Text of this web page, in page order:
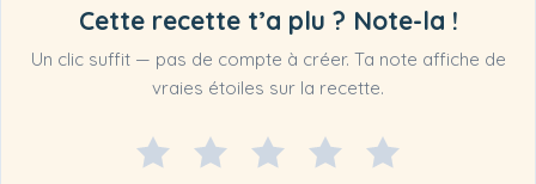
Cette recette t’a plu ? Note-la !
Un clic suffit — pas de compte à créer. Ta note affiche de
vraies étoiles sur la recette.